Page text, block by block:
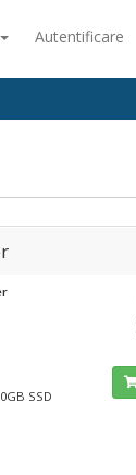
Autentificare
SSD